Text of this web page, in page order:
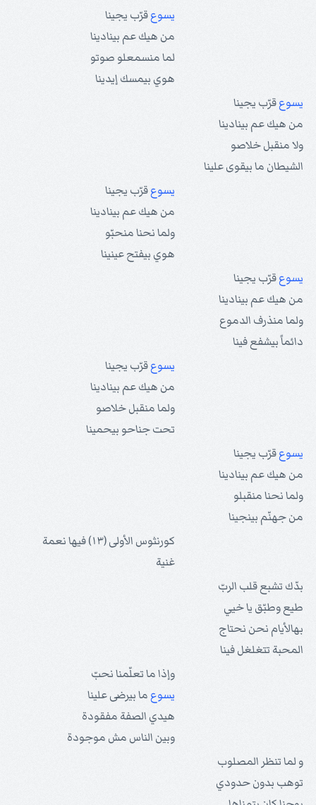
يسوعقرّب يجينا
من هيك عم بينادينا
لما منسمعلو صوتو
هوي بيمسك إيدينا
يسوعقرّب يجينا
من هيك عم بينادينا
ولا منقبل خلاصو
الشيطان ما بيقوى علينا
يسوعقرّب يجينا
من هيك عم بينادينا
ولما نحنا منحبّو
هوي بيفتح عينينا
يسوعقرّب يجينا
من هيك عم بينادينا
ولما منذرف الدموع
دائماً بيشفع فينا
يسوعقرّب يجينا
من هيك عم بينادينا
ولما منقبل خلاصو
تحت جناحو بيحمينا
يسوعقرّب يجينا
من هيك عم بينادينا
ولما نحنا منقبلو
من جهنّم بينجينا
كورنثوس الأولى (۱۳) فيها نعمة
غنية
بدّك تشبع قلب الربّ
طيع وطبّق يا خيي
بهالأيام نحن نحتاج
المحبة تتغلغل فينا
وإذا ما تعلّمنا نحبّ
يسوع ما بيرضى علينا
هيدي الصفة مفقودة
وبين الناس مش موجودة
و لما تنظر المصلوب
توهب بدون حدودي